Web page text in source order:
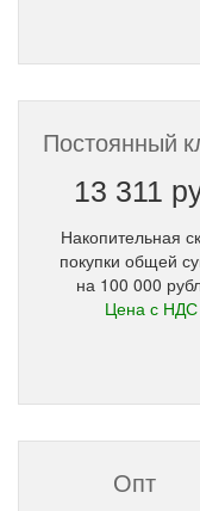
Постоянный
13 311
Накопительная
покупки общей
на 100 000
Цена с НДС
Опт